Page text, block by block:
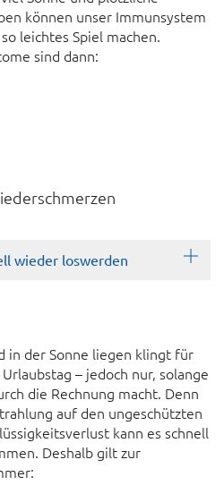
können unser Immun­system
leichtes Spiel machen.
sind dann:
wieder loswerden
in der Sonne liegen klingt für
– jedoch nur, solange
die Rechnung macht. Denn
auf den ungeschützten
kann es schnell
Deshalb gilt zur